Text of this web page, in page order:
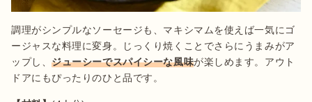
調理がシンプルなソーセージも、マキシマムを使えば一気にゴ
ージャスな料理に変身。じっくり焼くことでさらにうまみがア
ップし、ジューシーでスパイシーな風味が楽しめます。アウト
ドアにもぴったりのひと品です。